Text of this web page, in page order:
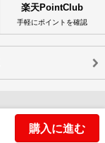
購入に進む
楽天PointClub
手軽にポイントを確認